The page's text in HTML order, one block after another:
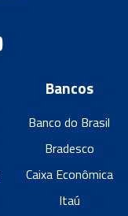
Bancos
Banco do Brasil
Bradesco
Caixa Econômica
Itaú